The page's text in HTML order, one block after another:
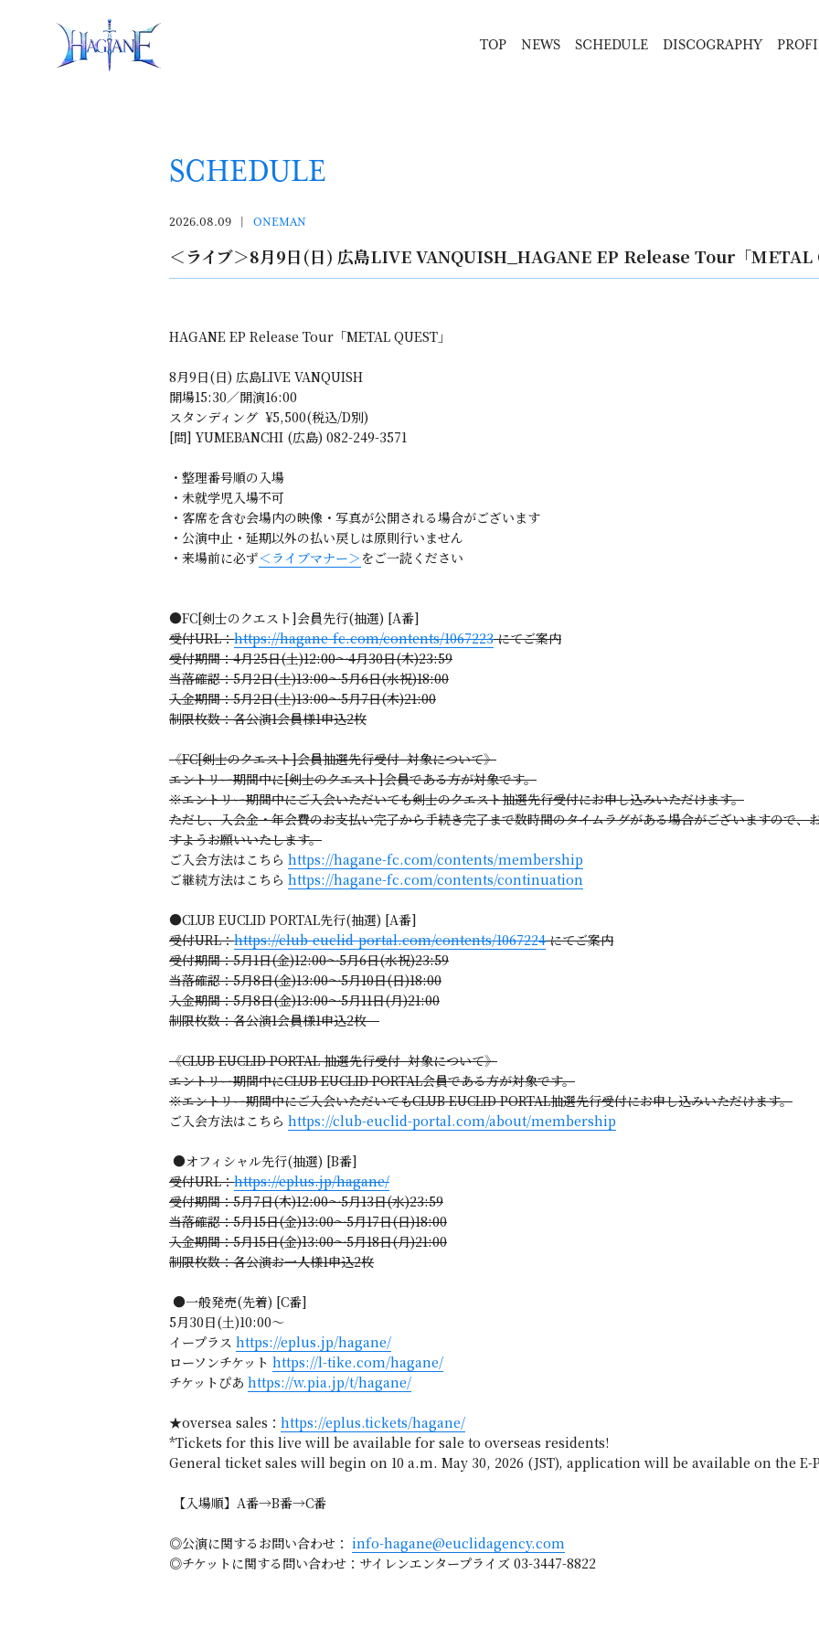
TOP NEWS SCHEDULE DISCOGRAPHY
SCHEDULE
2026.08.09 ONEMAN
＜ライブ＞8月9日(日) 広島LIVE VANQUISH_HAGANE EP Release Tour「METAL
HAGANE EP Release Tour「METAL QUEST」
8月9日(日) 広島LIVE VANQUISH
開場15:30／開演16:00
スタンディング ¥5,500(税込/D別)
[問] YUMEBANCHI (広島) 082-249-3571
・整理番号順の入場
・未就学児入場不可
・客席を含む会場内の映像・写真が公開される場合がございます
・公演中止・延期以外の払い戻しは原則行いません
・来場前に必ず＜ライブマナー＞ をご一読ください
●FC[剣士のクエスト]会員先行(抽選) [A番]
受付URL：https://hagane-fc.com/contents/1067223にてご案内
受付期間：4月25日(土)12:00～4月30日(木)23:59
当落確認：5月2日(土)13:00～5月6日(水祝)18:00
入金期間：5月2日(土)13:00～5月7日(木)21:00
制限枚数：各公演1会員様1申込2枚
《FC[剣士のクエスト]会員抽選先行受付 対象について》
エントリー期間中に[剣士のクエスト]会員である方が対象です。
※エントリー期間中にご入会いただいても剣士のクエスト抽選先行受付にお申し込みいただけます。
ただし、入会金・年会費のお支払い完了から手続き完了まで数時間のタイムラグがある場合がございますので、
すようお願いいたします。
ご入会方法はこちら https://hagane-fc.com/contents/membership
ご継続方法はこちら https://hagane-fc.com/contents/continuation
●CLUB EUCLID PORTAL先行(抽選) [A番]
受付URL：https://club-euclid-portal.com/contents/1067224にてご案内
受付期間：5月1日(金)12:00～5月6日(水祝)23:59
当落確認：5月8日(金)13:00～5月10日(日)18:00
入金期間：5月8日(金)13:00～5月11日(月)21:00
制限枚数：各公演1会員様1申込2枚
《CLUB EUCLID PORTAL 抽選先行受付 対象について》
エントリー期間中にCLUB EUCLID PORTAL会員である方が対象です。
※エントリー期間中にご入会いただいてもCLUB EUCLID PORTAL抽選先行受付にお申し込みいただけます。
ご入会方法はこちら https://club-euclid-portal.com/about/membership
●オフィシャル先行(抽選) [B番]
受付URL：https://eplus.jp/hagane/
受付期間：5月7日(木)12:00～5月13日(水)23:59
当落確認：5月15日(金)13:00～5月17日(日)18:00
入金期間：5月15日(金)13:00～5月18日(月)21:00
制限枚数：各公演お一人様1申込2枚
●一般発売(先着) [C番]
5月30日(土)10:00〜
イープラス https://eplus.jp/hagane/
ローソンチケット https://l-tike.com/hagane/
チケットぴあ https://w.pia.jp/t/hagane/
★oversea sales： https://eplus.tickets/hagane/
*Tickets for this live will be available for sale to overseas residents!
General ticket sales will begin on 10 a.m. May 30, 2026 (JST), application will be available on the E-
【入場順】A番→B番→C番
◎公演に関するお問い合わせ： info-hagane@euclidagency.com
◎チケットに関する問い合わせ：サイレンエンタープライズ 03-3447-8822